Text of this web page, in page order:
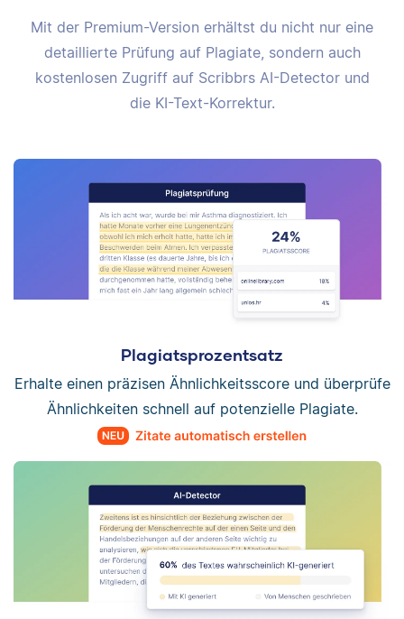
Mit der Premium-Version erhältst du nicht nur eine
detaillierte Prüfung auf Plagiate, sondern auch
kostenlosen Zugriff auf Scribbrs AI-Detector und
die KI-Text-Korrektur.
Plagiatsprozentsatz
Erhalte einen präzisen Ähnlichkeitsscore und überprüfe
Ähnlichkeiten schnell auf potenzielle Plagiate.